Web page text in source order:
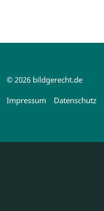
© 2026 bildgerecht.de
Impressum Datenschutz